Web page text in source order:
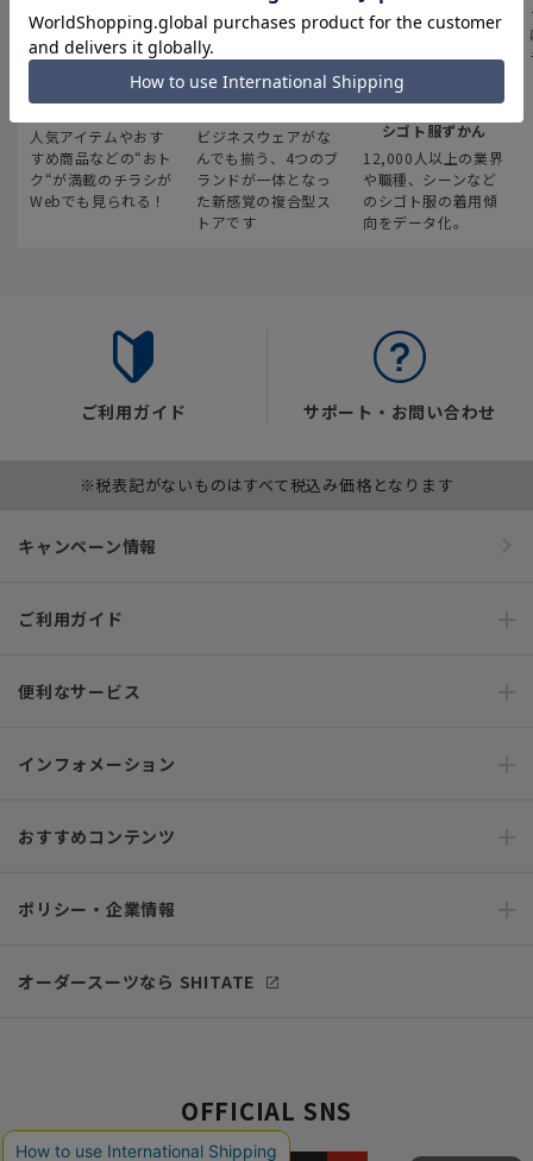
最新のお買い得情報
人気アイテムやおす
すめ商品などの“おト
ク“が満載のチラシが
Webでも見られる！
スーツスクエア
ビジネスウェアがな
んでも揃う、4つのブ
ランドが一体となっ
た新感覚の複合型ス
トアです
みんなの
シゴト服ずかん
12,000人以上の業界
や職種、シーンなど
のシゴト服の着用傾
向をデータ化。
ご利用ガイド サポート・お問い合わせ
※税表記がないものはすべて税込み価格となります
キャンペーン情報
ご利用ガイド
便利なサービス
インフォメーション
おすすめコンテンツ
ポリシー・企業情報
オーダースーツなら SHITATE
OFFICIAL SNS